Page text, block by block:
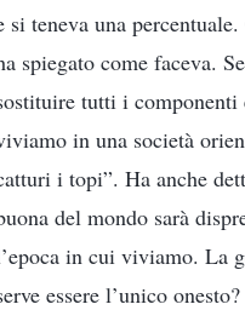
si teneva una
spiegato come faceva.
tutti i
in una società
i topi”. Ha anche
del mondo sarà
in cui viviamo. La
essere l’unico